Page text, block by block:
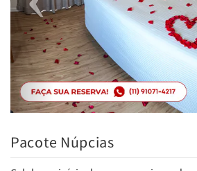
Pacote Núpcias